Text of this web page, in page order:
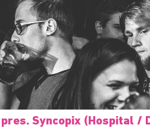
pres. Syncopix (Hospital /